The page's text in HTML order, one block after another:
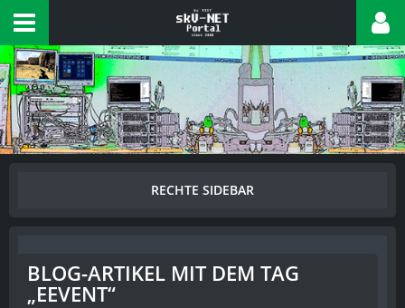
BLOG-ARTIKEL MIT DEM TAG
„EEVENT“